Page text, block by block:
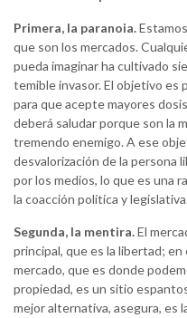
Primera, la paranoia.
que son los mercados.
pueda imaginar ha cultivado
temible invasor. El objetivo es
para que acepte mayores
deberá saludar porque son la
tremendo enemigo. A ese
desvalorización de la persona
por los medios, lo que es una
la coacción política y
Segunda, la mentira.El
principal, que es la libertad;
mercado, que es donde
propiedad, es un sitio
mejor alternativa, asegura, es